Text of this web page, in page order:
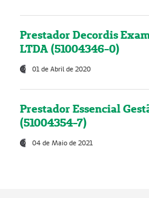
Prestador Decordis
LTDA (51004346-0)
01 de Abril de 2020
Prestador Essencial
(51004354-7)
04 de Maio de 2021